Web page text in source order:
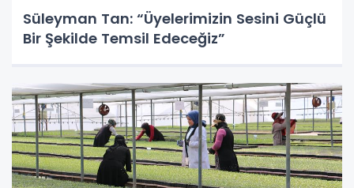
Süleyman Tan: “Üyelerimizin Sesini Güçlü
Bir Şekilde Temsil Edeceğiz”